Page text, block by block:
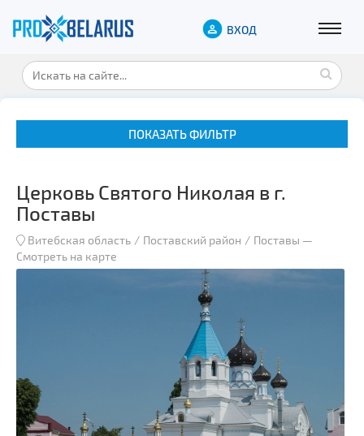
ВХОД
ПОКАЗАТЬ ФИЛЬТР
Гражданская архитектура
Спортивные сооружения
Производства
Ратуши
Церковь Святого Николая в г.
Поставы
Витебская область Поставский район Поставы —
Смотреть на карте